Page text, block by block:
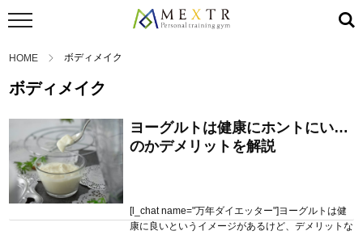
HOME ボディメイク
ボディメイク
ヨーグルトは健康にホントにいい
のかデメリットを解説
[l_chat name="万年ダイエッター"]ヨーグルトは健
康に良いというイメージがあるけど、デメリットな